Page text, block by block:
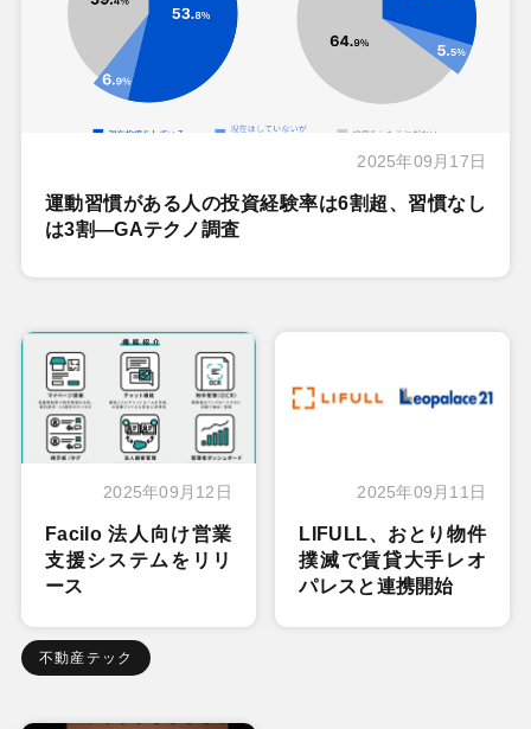
2025年09月17日
運動習慣がある人の投資経験率は6割超、習慣なし
は3割―GAテクノ調査
2025年09月12日
Facilo 法人向け営業
支援システムをリリ
ース
不動産テック
2025年09月11日
LIFULL、おとり物件
撲滅で賃貸大手レオ
パレスと連携開始